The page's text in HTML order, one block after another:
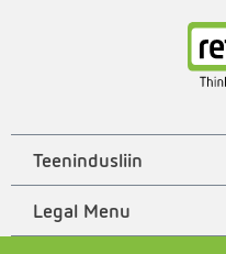
Teenindusliin
Legal Menu